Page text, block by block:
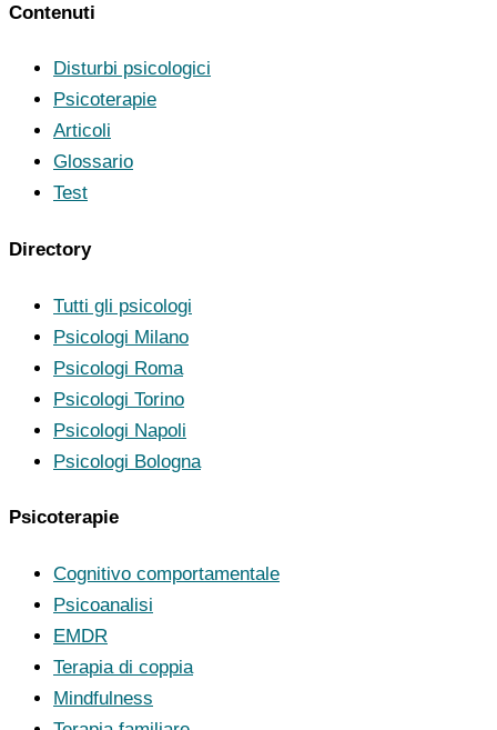
Contenuti
Disturbi psicologici
Psicoterapie
Articoli
Glossario
Test
Directory
Tutti gli psicologi
Psicologi Milano
Psicologi Roma
Psicologi Torino
Psicologi Napoli
Psicologi Bologna
Psicoterapie
Cognitivo comportamentale
Psicoanalisi
EMDR
Terapia di coppia
Mindfulness